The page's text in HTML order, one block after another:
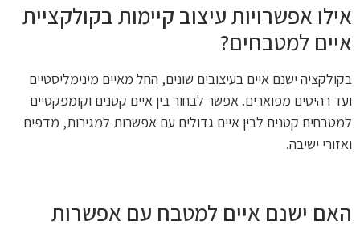
אילו אפשרויות עיצוב קיימות בקולקציית
איים למטבחים?
בקולקציה ישנם איים בעיצובים שונים, החל מאיים מינימליסטיים
ועד רהיטים מפוארים. אפשר לבחור בין איים קטנים וקומפקטיים
למטבחים קטנים לבין איים גדולים עם אפשרות למגירות, מדפים
ואזורי ישיבה.
האם ישנם איים למטבח עם אפשרות